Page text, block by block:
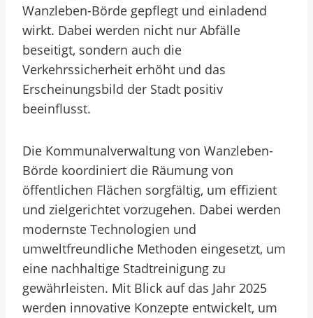
Wanzleben-Börde gepflegt und einladend
wirkt. Dabei werden nicht nur Abfälle
beseitigt, sondern auch die
Verkehrssicherheit erhöht und das
Erscheinungsbild der Stadt positiv
beeinflusst.
Die Kommunalverwaltung von Wanzleben-
Börde koordiniert die Räumung von
öffentlichen Flächen sorgfältig, um effizient
und zielgerichtet vorzugehen. Dabei werden
modernste Technologien und
umweltfreundliche Methoden eingesetzt, um
eine nachhaltige Stadtreinigung zu
gewährleisten. Mit Blick auf das Jahr 2025
werden innovative Konzepte entwickelt, um